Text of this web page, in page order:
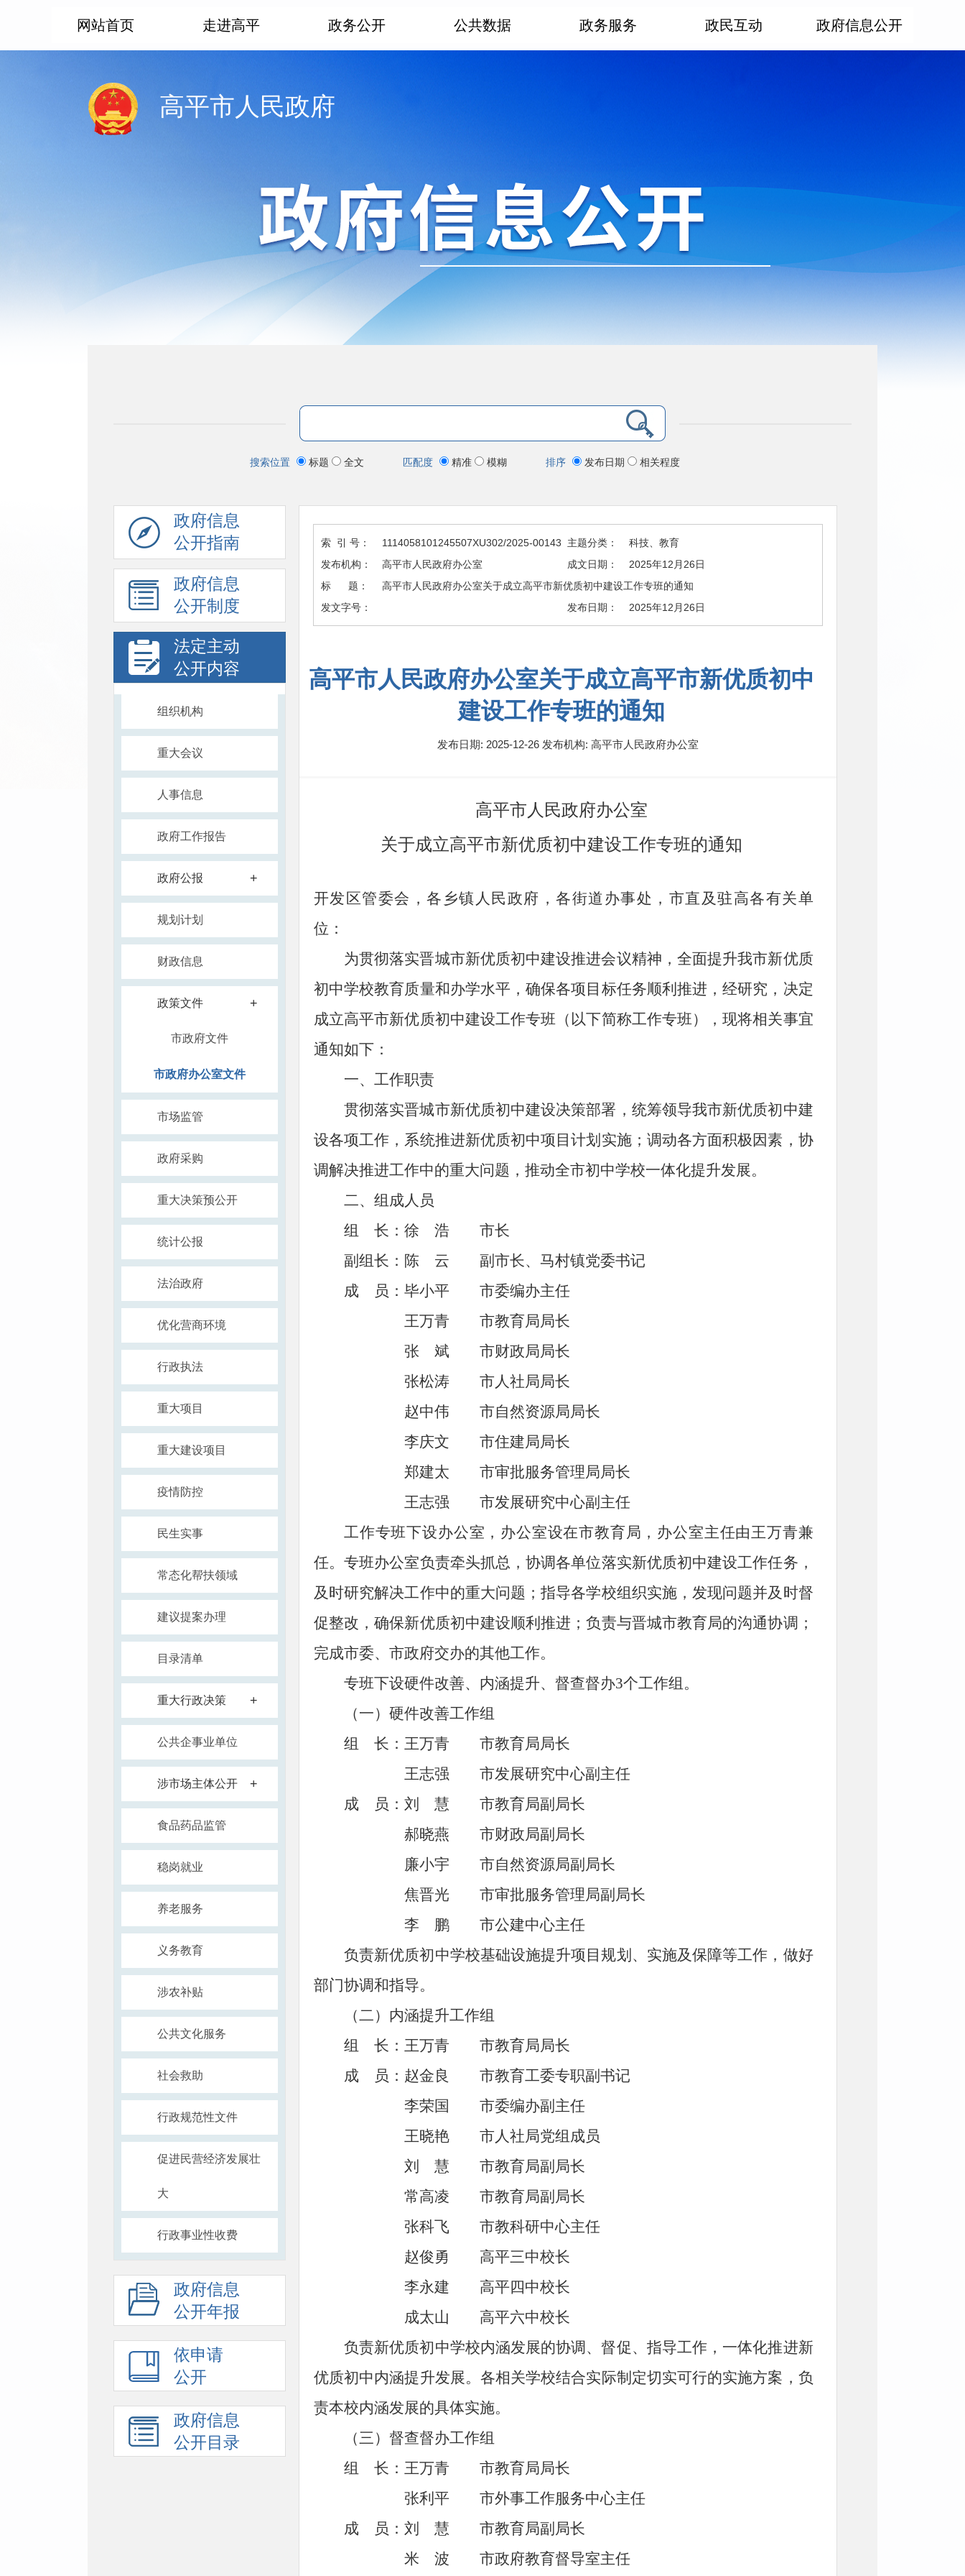
网站首页 走进高平 政务公开 公共数据 政务服务 政民互动 政府信息公开
高平市人民政府
搜索位置 标题 全文 匹配度 精准 模糊 排序 发布日期 相关程度
政府信息
公开指南
政府信息
公开制度
法定主动
公开内容
组织机构
重大会议
人事信息
政府工作报告
政府公报 +
规划计划
财政信息
政策文件 +
市政府文件
市政府办公室文件
市场监管
政府采购
重大决策预公开
统计公报
法治政府
优化营商环境
行政执法
重大项目
重大建设项目
疫情防控
民生实事
常态化帮扶领域
建议提案办理
目录清单
重大行政决策 +
公共企事业单位
涉市场主体公开 +
食品药品监管
稳岗就业
养老服务
义务教育
涉农补贴
公共文化服务
社会救助
行政规范性文件
促进民营经济发展壮
大
行政事业性收费
政府信息
公开年报
依申请
公开
政府信息
公开目录
索 引 号： 1114058101245507XU302/2025-00143 主题分类：
科技、教育
发布机构：
高平市人民政府办公室 成文日期：
2025年12月26日
标 题：
高平市人民政府办公室关于成立高平市新优质初中建设工作专班的通知
发文字号：
发布日期： 2025年12月26日
高平市人民政府办公室关于成立高平市新优质初中
建设工作专班的通知
发布日期: 2025-12-26 发布机构: 高平市人民政府办公室
高平市人民政府办公室
关于成立高平市新优质初中建设工作专班的通知
开发区管委会，各乡镇人民政府，各街道办事处，市直及驻高各有关单
位：
为贯彻落实晋城市新优质初中建设推进会议精神，全面提升我市新优质
初中学校教育质量和办学水平，确保各项目标任务顺利推进，经研究，决定
成立高平市新优质初中建设工作专班（以下简称工作专班），现将相关事宜
通知如下：
一、工作职责
贯彻落实晋城市新优质初中建设决策部署，统筹领导我市新优质初中建
设各项工作，系统推进新优质初中项目计划实施；调动各方面积极因素，协
调解决推进工作中的重大问题，推动全市初中学校一体化提升发展。
二、组成人员
组 长：徐 浩 市长
副组长：陈 云 副市长、马村镇党委书记
成 员：毕小平 市委编办主任
王万青 市教育局局长
张 斌 市财政局局长
张松涛 市人社局局长
赵中伟 市自然资源局局长
李庆文 市住建局局长
郑建太 市审批服务管理局局长
王志强 市发展研究中心副主任
工作专班下设办公室，办公室设在市教育局，办公室主任由王万青兼
任。专班办公室负责牵头抓总，协调各单位落实新优质初中建设工作任务，
及时研究解决工作中的重大问题；指导各学校组织实施，发现问题并及时督
促整改，确保新优质初中建设顺利推进；负责与晋城市教育局的沟通协调；
完成市委、市政府交办的其他工作。
专班下设硬件改善、内涵提升、督查督办3个工作组。
（一）硬件改善工作组
组 长：王万青 市教育局局长
王志强 市发展研究中心副主任
成 员：刘 慧 市教育局副局长
郝晓燕 市财政局副局长
廉小宇 市自然资源局副局长
焦晋光 市审批服务管理局副局长
李 鹏 市公建中心主任
负责新优质初中学校基础设施提升项目规划、实施及保障等工作，做好
部门协调和指导。
（二）内涵提升工作组
组 长：王万青 市教育局局长
成 员：赵金良 市教育工委专职副书记
李荣国 市委编办副主任
王晓艳 市人社局党组成员
刘 慧 市教育局副局长
常高凌 市教育局副局长
张科飞 市教科研中心主任
赵俊勇 高平三中校长
李永建 高平四中校长
成太山 高平六中校长
负责新优质初中学校内涵发展的协调、督促、指导工作，一体化推进新
优质初中内涵提升发展。各相关学校结合实际制定切实可行的实施方案，负
责本校内涵发展的具体实施。
（三）督查督办工作组
组 长：王万青 市教育局局长
张利平 市外事工作服务中心主任
成 员：刘 慧 市教育局副局长
米 波 市政府教育督导室主任